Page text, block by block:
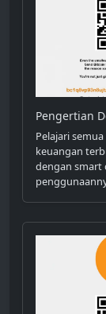
Pengertian
Pelajari
keuangan
dengan smart